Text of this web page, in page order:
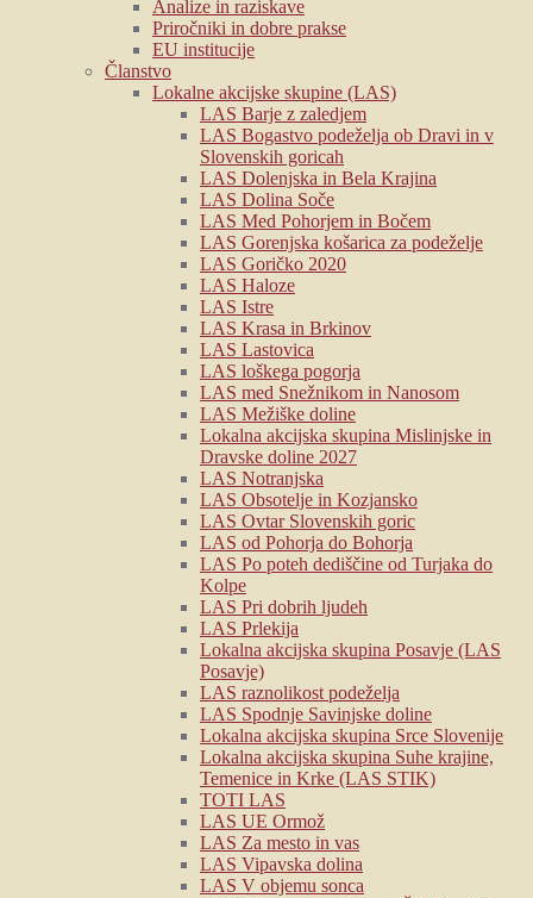
Analize in raziskave
Priročniki in dobre prakse
EU institucije
Članstvo
Lokalne akcijske skupine (LAS)
LAS Barje z zaledjem
LAS Bogastvo podeželja ob Dravi in v
Slovenskih goricah
LAS Dolenjska in Bela Krajina
LAS Dolina Soče
LAS Med Pohorjem in Bočem
LAS Gorenjska košarica za podeželje
LAS Goričko 2020
LAS Haloze
LAS Istre
LAS Krasa in Brkinov
LAS Lastovica
LAS loškega pogorja
LAS med Snežnikom in Nanosom
LAS Mežiške doline
Lokalna akcijska skupina Mislinjske in
Dravske doline 2027
LAS Notranjska
LAS Obsotelje in Kozjansko
LAS Ovtar Slovenskih goric
LAS od Pohorja do Bohorja
LAS Po poteh dediščine od Turjaka do
Kolpe
LAS Pri dobrih ljudeh
LAS Prlekija
Lokalna akcijska skupina Posavje (LAS
Posavje)
LAS raznolikost podeželja
LAS Spodnje Savinjske doline
Lokalna akcijska skupina Srce Slovenije
Lokalna akcijska skupina Suhe krajine,
Temenice in Krke (LAS STIK)
TOTI LAS
LAS UE Ormož
LAS Za mesto in vas
LAS Vipavska dolina
LAS V objemu sonca